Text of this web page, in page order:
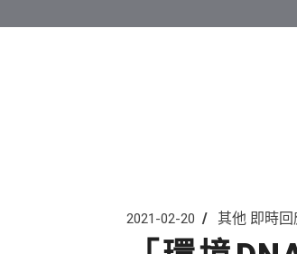
2021-02-20 其他 即時回